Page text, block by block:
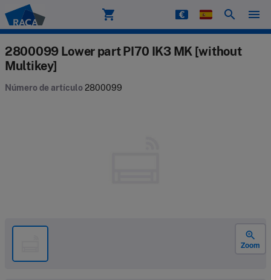
Raca shopping_cart search menu
2800099 Lower part PI70 IK3 MK [without
Multikey]
Número de artículo 2800099
zoom_in
Zoom